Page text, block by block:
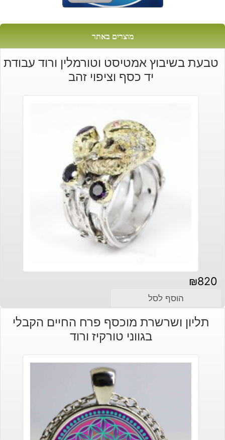
מוצרים באתר
טבעת בשיבוץ אמטיסט וטורמלין ורוד עבודת
יד כסף וציפוי זהב
₪820
הוסף לסל
תליון ושרשרת מוכסף פרח החיים הקבלי
בגווני טורקיז ורוד